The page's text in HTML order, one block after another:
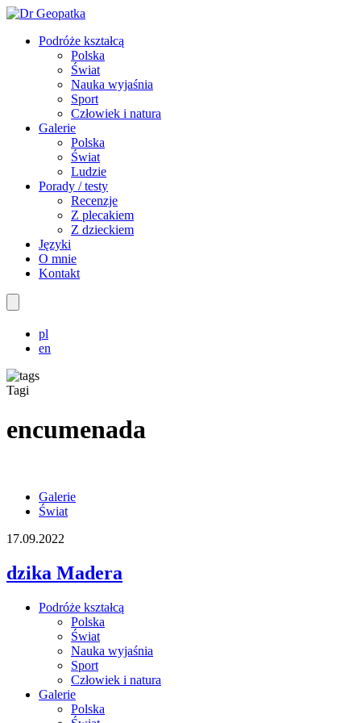
Podróże kształcą
Polska
Świat
Nauka wyjaśnia
Sport
Człowiek i natura
Galerie
Polska
Świat
Ludzie
Porady / testy
Recenzje
Z plecakiem
Z dzieckiem
Języki
O mnie
Kontakt
pl
en
Tagi
encumenada
Galerie
Świat
17.09.2022
dzika Madera
Podróże kształcą
Polska
Świat
Nauka wyjaśnia
Sport
Człowiek i natura
Galerie
Polska